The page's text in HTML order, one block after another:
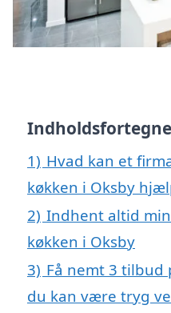
1) Hvad kan et
køkken i Oksby
2) Indhent altid
køkken i Oksby
3) Få nemt 3 tilbud
du kan være tryg